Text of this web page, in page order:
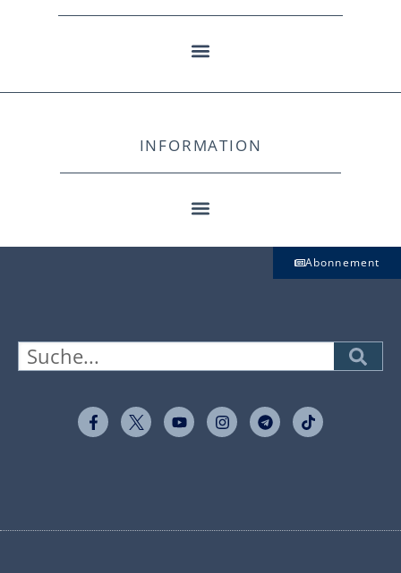
INFORMATION
Abonnement